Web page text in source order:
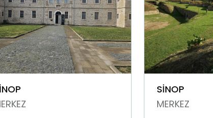
SİNOP
MERKEZ